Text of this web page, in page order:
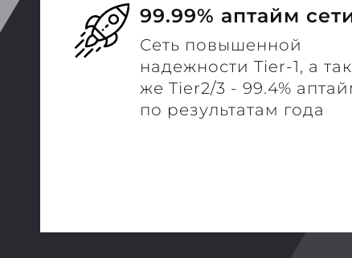
99.99% аптайм
Сеть повышенной
надежности Tier-1, а так
же Tier2/3 - 99.4%
по результатам года